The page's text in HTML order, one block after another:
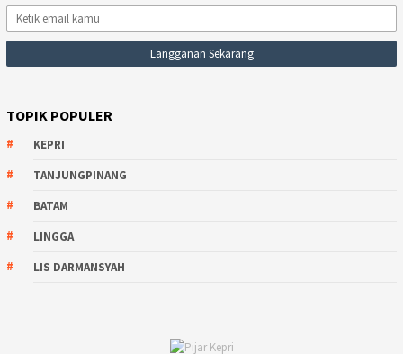
TOPIK POPULER
KEPRI
TANJUNGPINANG
BATAM
LINGGA
LIS DARMANSYAH